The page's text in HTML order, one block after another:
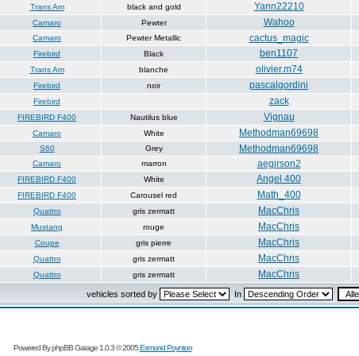
Trans Am black and gold Yann22210
Camaro Pewter Wahoo
Camaro Pewter Metallic cactus_magic
Firebird Black ben1107
Trans Am blanche olivier.m74
Firebird noir pascalgordini
Firebird zack
FIREBIRD F400 Nautilus blue Vignau
Camaro White Methodman69698
S60 Grey Methodman69698
Camaro marron aegirson2
FIREBIRD F400 White Angel 400
FIREBIRD F400 Carousel red Math_400
Quattro gris zermatt MacChris
Mustang rouge MacChris
Coupe gris pierre MacChris
Quattro gris zermatt MacChris
Quattro gris zermatt MacChris
vehicles sorted by In
Powered By phpBB Garage 1.0.3 © 2005Esmond Poynton